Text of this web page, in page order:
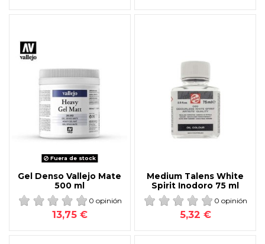
Fuera de stock
Gel Denso Vallejo Mate
500 ml
0 opinión
13,75 €
Medium Talens White
Spirit Inodoro 75 ml
0 opinión
5,32 €